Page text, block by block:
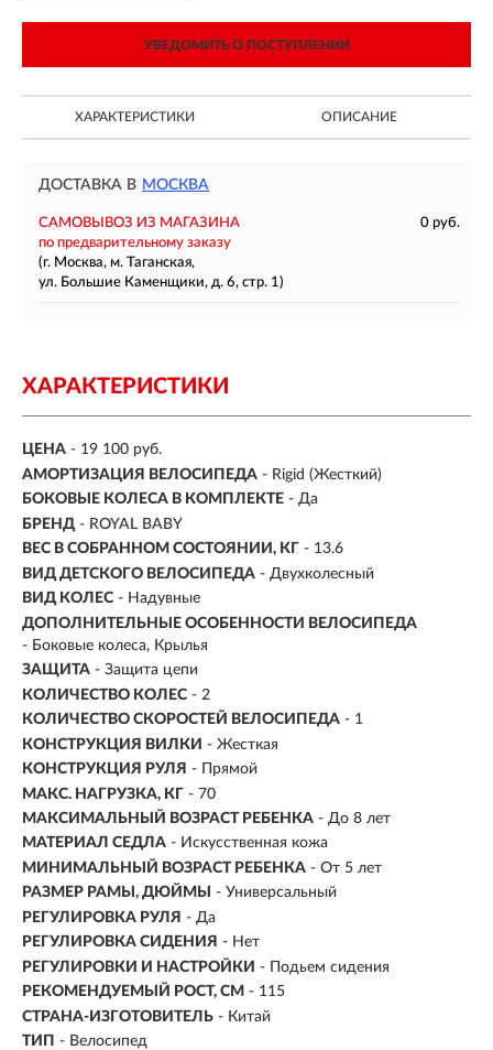
УВЕДОМИТЬ О ПОСТУПЛЕНИИ
ХАРАКТЕРИСТИКИ ОПИСАНИЕ
ДОСТАВКА В МОСКВА
САМОВЫВОЗ ИЗ МАГАЗИНА
0 руб.
по предварительному заказу
(г. Москва, м. Таганская,
ул. Большие Каменщики, д. 6, стр. 1)
ХАРАКТЕРИСТИКИ
ЦЕНА - 19 100 руб.
АМОРТИЗАЦИЯ ВЕЛОСИПЕДА - Rigid (Жесткий)
БОКОВЫЕ КОЛЕСА В КОМПЛЕКТЕ - Да
БРЕНД - ROYAL BABY
ВЕС В СОБРАННОМ СОСТОЯНИИ, КГ - 13.6
ВИД ДЕТСКОГО ВЕЛОСИПЕДА - Двухколесный
ВИД КОЛЕС - Надувные
ДОПОЛНИТЕЛЬНЫЕ ОСОБЕННОСТИ ВЕЛОСИПЕДА
- Боковые колеса, Крылья
ЗАЩИТА - Защита цепи
КОЛИЧЕСТВО КОЛЕС - 2
КОЛИЧЕСТВО СКОРОСТЕЙ ВЕЛОСИПЕДА - 1
КОНСТРУКЦИЯ ВИЛКИ - Жесткая
КОНСТРУКЦИЯ РУЛЯ - Прямой
МАКС. НАГРУЗКА, КГ - 70
МАКСИМАЛЬНЫЙ ВОЗРАСТ РЕБЕНКА - До 8 лет
МАТЕРИАЛ СЕДЛА - Искусственная кожа
МИНИМАЛЬНЫЙ ВОЗРАСТ РЕБЕНКА - От 5 лет
РАЗМЕР РАМЫ, ДЮЙМЫ
- Универсальный
РЕГУЛИРОВКА РУЛЯ - Да
РЕГУЛИРОВКА СИДЕНИЯ - Нет
РЕГУЛИРОВКИ И НАСТРОЙКИ - Подьем сидения
РЕКОМЕНДУЕМЫЙ РОСТ, СМ - 115
СТРАНА-ИЗГОТОВИТЕЛЬ - Китай
ТИП - Велосипед